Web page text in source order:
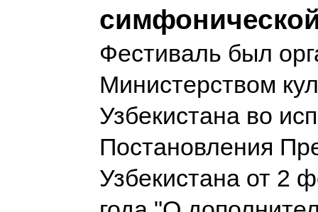
Фестиваль был
Министерством
Узбекистана во
Постановления
Узбекистана от 2